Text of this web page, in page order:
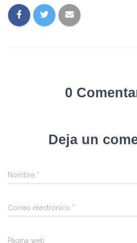
0
Deja un
Nombre *
Correo electrónico *
Página web